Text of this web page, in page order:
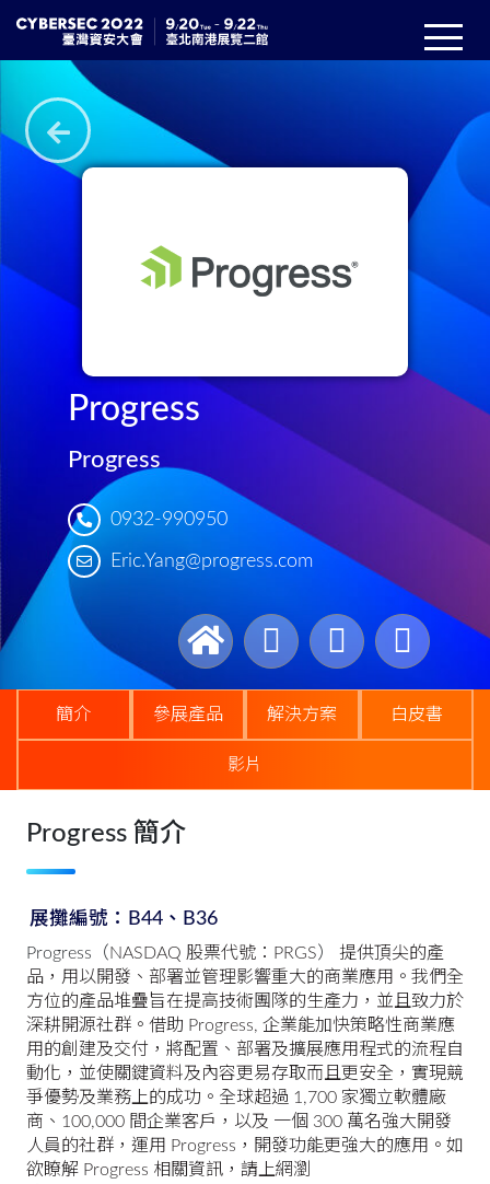
Progress
Progress
0932-990950
Eric.Yang@progress.com
簡介 參展產品 解決方案 白皮書
影片
Progress 簡介
展攤編號：B44、B36
Progress（ NASDAQ 股票代號：PRGS）
提供頂尖的產
品，用以開發、部署並管理影響重大的商業應用。我們全
方位的產品堆疊旨在提高技術團隊的生產力，並且致力於
深耕開源社群。借助 Progress, 企業能加快策略性商業應
用的創建及交付，將配置、部署及擴展應用程式的流程自
動化，並使關鍵資料及內容更易存取而且更安全，實現競
爭優勢及業務上的成功。全球超過 1,700 家獨立軟體廠
商、100,000 間企業客戶，以及 一個 300 萬名強大開發
人員的社群，運用 Progress，開發功能更強大的應用。如
欲瞭解 Progress 相關資訊，請上網瀏